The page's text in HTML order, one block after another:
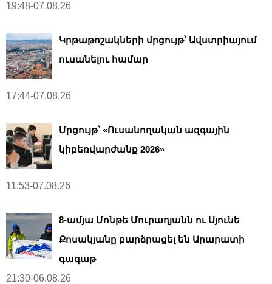
19:48-07.08.26
Կրթաթոշակների մրցույթ՝ Ավստրիայում
ուսանելու համար
17:44-07.08.26
Մրցույթ՝ «Ուսանողական ազգային
կիբեռվարժանք 2026»
11:53-07.08.26
8-ամյա Մոնթե Մուրադյանն ու Սյունե
Քոսակյանը բարձրացել են Արարատի
գագաթ
21:30-06.08.26